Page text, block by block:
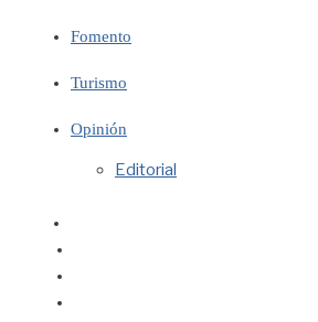
Fomento
Turismo
Opinión
Editorial